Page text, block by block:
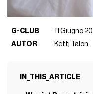
G-CLUB
11 Giugno
AUTOR
Kettj Talon
IN_THIS_ARTICLE